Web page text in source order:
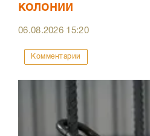
колонии
06.08.2026 15:20
Комментарии